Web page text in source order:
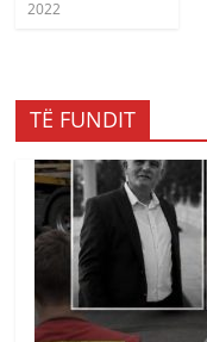
2022
TË FUNDIT